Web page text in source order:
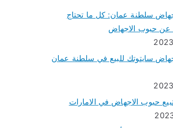
سلطنة عمان: كل ما تحتاج
عن حبوب الاجهاض
سايتوتك للبيع في سلطنة عمان
حبوب الاجهاض في الامارات